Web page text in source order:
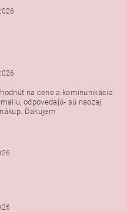
na cene a kominunikácia
odpovedajú- sú naozaj
Ďakujem